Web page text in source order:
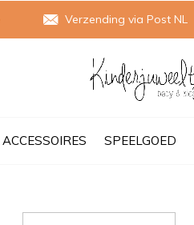
ACCESSOIRES SPEELGOED
Verzending via Post NL